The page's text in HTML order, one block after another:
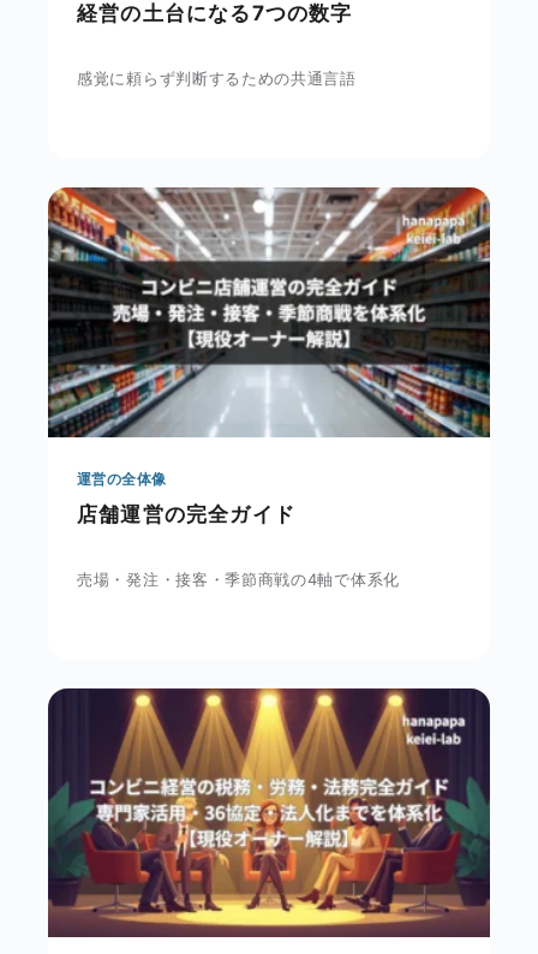
経営の土台になる7つの数字
感覚に頼らず判断するための共通言語
運営の全体像
店舗運営の完全ガイド
売場・発注・接客・季節商戦の4軸で体系化